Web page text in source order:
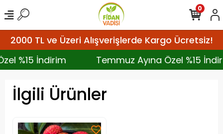
2000 TL ve Üzeri Alışverişlerde Kargo Ücretsiz!
%15 İndirim
Temmuz Ayına Özel %15
0
İlgili Ürünler